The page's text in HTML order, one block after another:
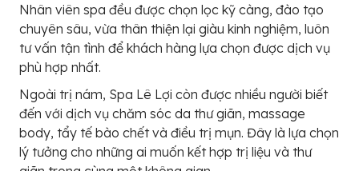
Nhân viên spa đều được chọn lọc kỹ càng, đào tạo
chuyên sâu, vừa thân thiện lại giàu kinh nghiệm, luôn
tư vấn tận tình để khách hàng lựa chọn được dịch vụ
phù hợp nhất.
Ngoài trị nám, Spa Lê Lợi còn được nhiều người biết
đến với dịch vụ chăm sóc da thư giãn, massage
body, tẩy tế bào chết và điều trị mụn. Đây là lựa chọn
lý tưởng cho những ai muốn kết hợp trị liệu và thư